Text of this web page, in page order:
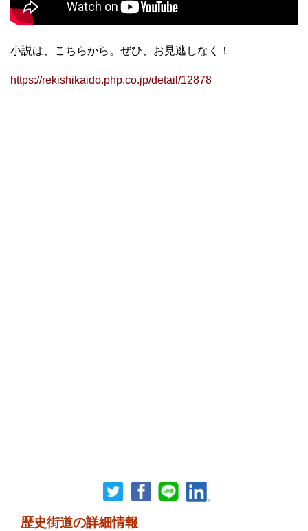
小説は、こちらから。ぜひ、お見逃しなく！
https://rekishikaido.php.co.jp/detail/12878
歴史街道の詳細情報